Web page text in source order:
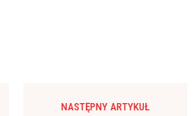
NASTĘPNY ARTYKUŁ